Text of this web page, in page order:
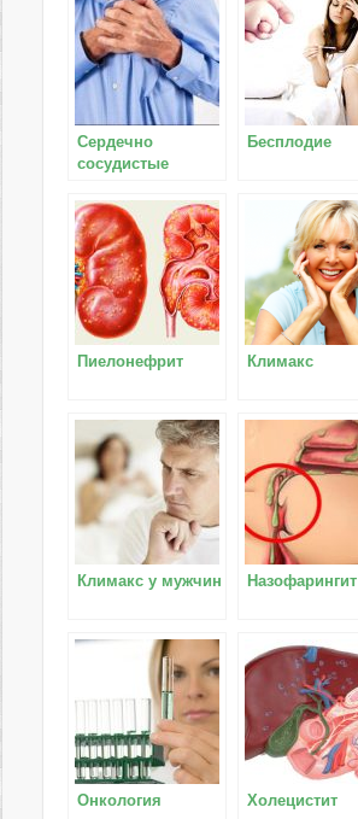
Сердечно
сосудистые
Бесплодие
Пиелонефрит Климакс
Климакс у мужчин Назофарингит
Онкология Холецистит